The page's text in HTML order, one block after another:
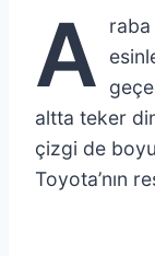
A
raba
altta teker
çizgi de
Toyota’nın